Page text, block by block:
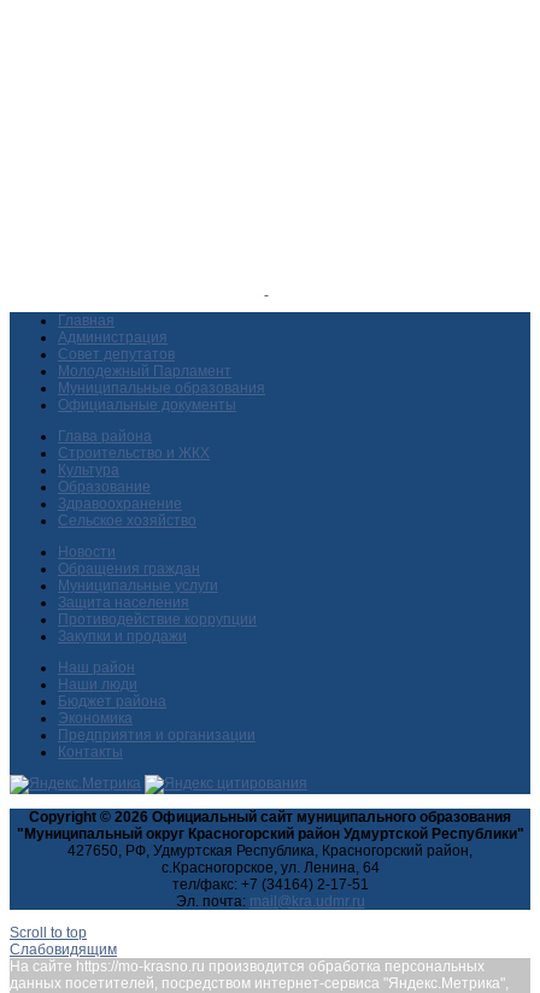
Главная
Администрация
Совет депутатов
Молодежный Парламент
Муниципальные образования
Официальные документы
Глава района
Строительство и ЖКХ
Культура
Образование
Здравоохранение
Сельское хозяйство
Новости
Обращения граждан
Муниципальные услуги
Защита населения
Противодействие коррупции
Закупки и продажи
Наш район
Наши люди
Бюджет района
Экономика
Предприятия и организации
Контакты
Copyright © 2026 Официальный сайт муниципального образования
"Муниципальный округ Красногорский район Удмуртской Республики"
427650, РФ, Удмуртская Республика, Красногорский район,
с.Красногорское, ул. Ленина, 64
тел/факс: +7 (34164) 2-17-51
Эл. почта:
Scroll to top
Слабовидящим
На сайте https://mo-krasno.ru производится обработка персональных
данных посетителей, посредством интернет-сервиса "Яндекс.Метрика",